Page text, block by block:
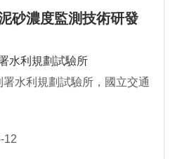
砂濃度監測技術研發
水利規劃試驗所
水利規劃試驗所，國立交通
12